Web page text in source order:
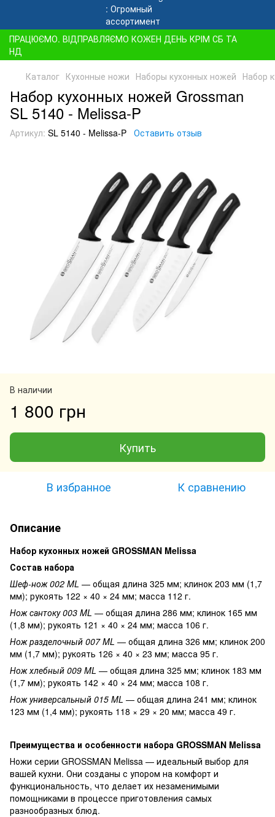
ПРАЦЮЄМО. ВІДПРАВЛЯЄМО КОЖЕН ДЕНЬ КРІМ СБ ТА
НД
Каталог Кухонные ножи Наборы кухонных ножей Набор
Набор кухонных ножей Grossman
SL 5140 - Melissa-P
Артикул: SL 5140 - Melissa-P Оставить отзыв
В наличии
1 800 грн
Купить
В избранное К сравнению
Описание
Набор кухонных ножей GROSSMAN Melissa
Состав набора
Шеф-нож 002 ML — общая длина 325 мм; клинок 203 мм (1,7
мм); рукоять 122 × 40 × 24 мм; масса 112 г.
Нож сантоку 003 ML — общая длина 286 мм; клинок 165 мм
(1,8 мм); рукоять 121 × 40 × 24 мм; масса 106 г.
Нож разделочный 007 ML — общая длина 326 мм; клинок 200
мм (1,7 мм); рукоять 126 × 40 × 23 мм; масса 95 г.
Нож хлебный 009 ML — общая длина 325 мм; клинок 183 мм
(1,7 мм); рукоять 142 × 40 × 24 мм; масса 108 г.
Нож универсальный 015 ML — общая длина 241 мм; клинок
123 мм (1,4 мм); рукоять 118 × 29 × 20 мм; масса 49 г.
Преимущества и особенности набора GROSSMAN Melissa
Ножи серии GROSSMAN Melissa — идеальный выбор для
вашей кухни. Они созданы с упором на комфорт и
функциональность, что делает их незаменимыми
помощниками в процессе приготовления самых
разнообразных блюд.